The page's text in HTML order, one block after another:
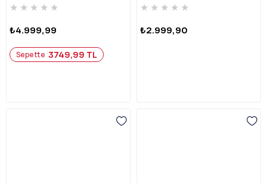
★ ★ ★ ★ ★
₺4.999,99
Sepette 3749,99 TL
★ ★ ★ ★ ★
₺2.999,90